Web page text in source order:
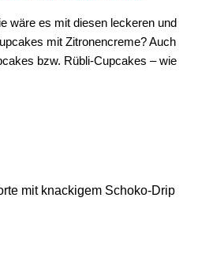
wäre es mit diesen leckeren und
mit Zitronencreme? Auch
bzw. Rübli-Cupcakes – wie